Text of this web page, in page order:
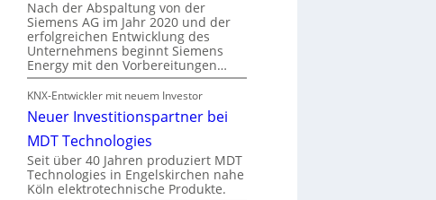
Nach der Abspaltung von der
Siemens AG im Jahr 2020 und der
erfolgreichen Entwicklung des
Unternehmens beginnt Siemens
Energy mit den Vorbereitungen…
KNX-Entwickler mit neuem Investor
Neuer Investitionspartner bei
MDT Technologies
Seit über 40 Jahren produziert MDT
Technologies in Engelskirchen nahe
Köln elektrotechnische Produkte.